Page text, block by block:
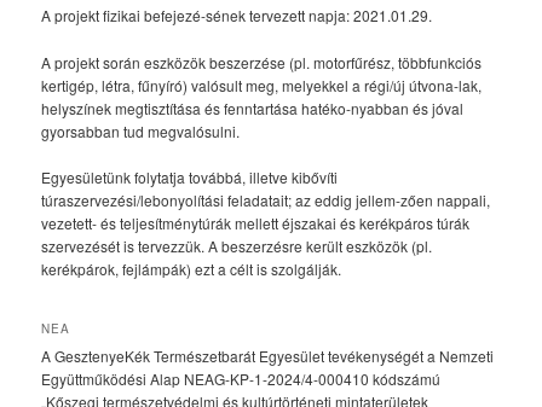
A projekt fizikai befejezé-sének tervezett napja: 2021.01.29.
A projekt során eszközök beszerzése (pl. motorfűrész, többfunkciós
kertigép, létra, fűnyíró) valósult meg, melyekkel a régi/új útvona-lak,
helyszínek megtisztítása és fenntartása hatéko-nyabban és jóval
gyorsabban tud megvalósulni.
Egyesületünk folytatja továbbá, illetve kibővíti
túraszervezési/lebonyolítási feladatait; az eddig jellem-zően nappali,
vezetett- és teljesítménytúrák mellett éjszakai és kerékpáros túrák
szervezését is tervezzük. A beszerzésre került eszközök (pl.
kerékpárok, fejlámpák) ezt a célt is szolgálják.
NEA
A GesztenyeKék Természetbarát Egyesület tevékenységét a Nemzeti
Együttműködési Alap NEAG-KP-1-2024/4-000410 kódszámú
„Kőszegi természetvédelmi és kultúrtörténeti mintaterületek